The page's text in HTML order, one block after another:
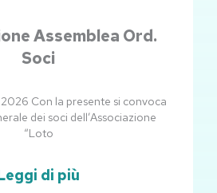
Assemblea Ord.
Soci
Con la presente si convoca
dei soci dell’Associazione
“Loto
di più